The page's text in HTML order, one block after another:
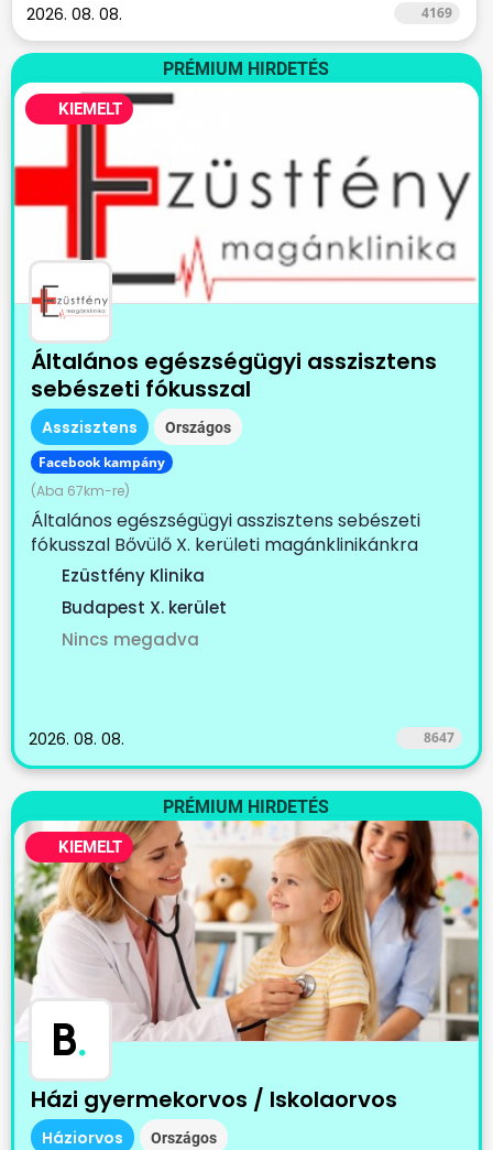
2026. 08. 08. 4169
PRÉMIUM HIRDETÉS
KIEMELT
Általános egészségügyi asszisztens
sebészeti fókusszal
Asszisztens Országos
Facebook kampány
(Aba 67km-re)
Általános egészségügyi asszisztens sebészeti
fókusszal Bővülő X. kerületi magánklinikánkra
keresünk...
Ezüstfény Klinika
Budapest X. kerület
Nincs megadva
2026. 08. 08. 8647
PRÉMIUM HIRDETÉS
KIEMELT
B.
Házi gyermekorvos / Iskolaorvos
Háziorvos Országos